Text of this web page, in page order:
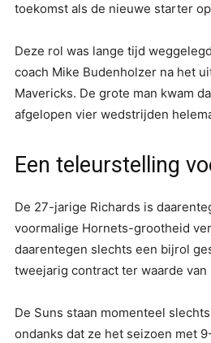
toekomst als de nieuwe starter
Deze rol was lange tijd
coach Mike Budenholzer na het
Mavericks. De grote man kwam
afgelopen vier wedstrijden
Een teleurstelling
De 27-jarige Richards is
voormalige Hornets-grootheid
daarentegen slechts een bijrol
tweejarig contract ter waarde
De Suns staan momenteel
ondanks dat ze het seizoen met